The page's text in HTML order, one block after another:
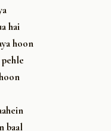
hai
hoon
baal